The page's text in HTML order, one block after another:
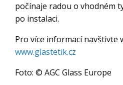
počínaje radou o vhodném
po instalaci.
Pro více informací navštivte
www.glastetik.cz
Foto: © AGC Glass Europe